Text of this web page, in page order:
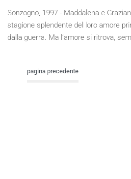
Sonzogno, 1997 - Maddalena e
stagione splendente del loro amore
dalla guerra. Ma l’amore si ritrova,
pagina precedente